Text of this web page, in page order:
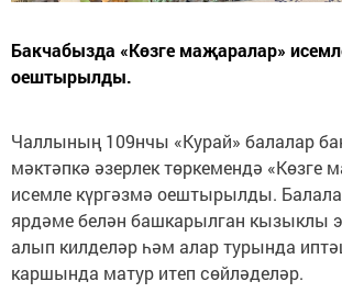
Бакчабызда «Көзге маҗаралар»
оештырылды.
Чаллының 109нчы «Курай» балалар
мәктәпкә әзерлек төркемендә «Көзге
исемле күргәзмә оештырылды.
ярдәме белән башкарылган кызыклы
алып килделәр һәм алар турында
каршында матур итеп сөйләделәр.